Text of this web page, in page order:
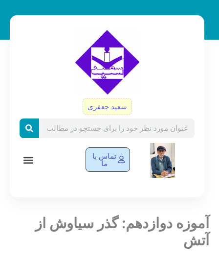
سعید جعفری
تماس با
ما
آموزه دوازدهم: گذر سیاوش از
آتش